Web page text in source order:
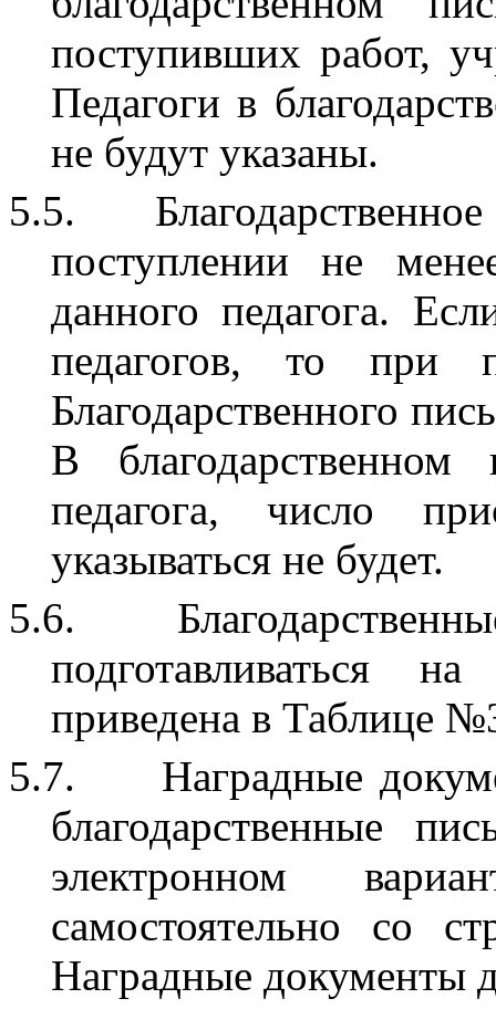
поступивших работ,
Педагоги в
не будут указаны.
5.5.
поступлении не
данного педагога.
педагогов, то при
Благодарственного
В
педагога, число
указываться не будет.
5.6.
подготавливаться
приведена в Таблице
5.7.
Наградные
благодарственные
электронном
самостоятельно со
Наградные документы